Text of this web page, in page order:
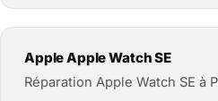
Apple Apple Watch SE
Réparation Apple Watch SE à